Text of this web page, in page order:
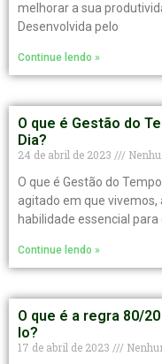
melhorar a sua
Desenvolvida pelo
Continue lendo »
O que é Gestão do
Dia?
24 de abril de 2023
O que é Gestão do
agitado em que
habilidade essencial
Continue lendo »
O que é a regra 80/
lo?
17 de abril de 2023